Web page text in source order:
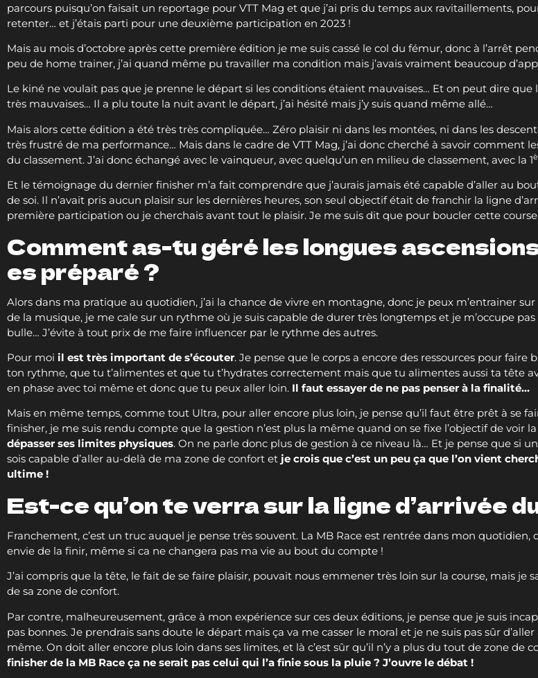
parcours puisqu’on faisait un reportage pour VTT Mag et que j’ai pris du temps aux ravitaillements,
retenter… et j’étais parti pour une deuxième participation en 2023 !
Mais au mois d’octobre après cette première édition je me suis cassé le col du fémur, donc à l’arrêt
peu de home trainer, j’ai quand même pu travailler ma condition mais j’avais vraiment beaucoup
Le kiné ne voulait pas que je prenne le départ si les conditions étaient mauvaises… Et on peut dire
très mauvaises… Il a plu toute la nuit avant le départ, j’ai hésité mais j’y suis quand même allé…
Mais alors cette édition a été très très compliquée… Zéro plaisir ni dans les montées, ni dans les
très frustré de ma performance… Mais dans le cadre de VTT Mag, j’ai donc cherché à savoir comment
du classement. J’ai donc échangé avec le vainqueur, avec quelqu’un en milieu de classement, avec la 1
Et le témoignage du dernier finisher m’a fait comprendre que j’aurais jamais été capable d’aller au
de soi. Il n’avait pris aucun plaisir sur les dernières heures, son seul objectif était de franchir la ligne
première participation ou je cherchais avant tout le plaisir. Je me suis dit que pour boucler cette
Comment as-tu géré les longues
es préparé ?
Alors dans ma pratique au quotidien, j’ai la chance de vivre en montagne, donc je peux m’entrainer
de la musique, je me cale sur un rythme où je suis capable de durer très longtemps et je m’occupe
bulle… J’évite à tout prix de me faire influencer par le rythme des autres.
Pour moi il est très important de s’écouter. Je pense que le corps a encore des ressources pour
ton rythme, que tu t’alimentes et que tu t’hydrates correctement mais que tu alimentes aussi ta tête
en phase avec toi même et donc que tu peux aller loin. Il faut essayer de ne pas penser à la finalité…
Mais en même temps, comme tout Ultra, pour aller encore plus loin, je pense qu’il faut être prêt à se
finisher, je me suis rendu compte que la gestion n’est plus la même quand on se fixe l’objectif de voir
dépasser ses limites physiques. On ne parle donc plus de gestion à ce niveau là… Et je pense que si
sois capable d’aller au-delà de ma zone de confort et je crois que c’est un peu ça que l’on vient
ultime !
Est-ce qu’on te verra sur la ligne d’arrivée
Franchement, c’est un truc auquel je pense très souvent. La MB Race est rentrée dans mon
envie de la finir, même si ca ne changera pas ma vie au bout du compte !
J’ai compris que la tête, le fait de se faire plaisir, pouvait nous emmener très loin sur la course, mais je
de sa zone de confort.
Par contre, malheureusement, grâce à mon expérience sur ces deux éditions, je pense que je suis
pas bonnes. Je prendrais sans doute le départ mais ça va me casser le moral et je ne suis pas sûr
même. On doit aller encore plus loin dans ses limites, et là c’est sûr qu’il n’y a plus du tout de zone de
finisher de la MB Race ça ne serait pas celui qui l’a finie sous la pluie ? J’ouvre le débat !